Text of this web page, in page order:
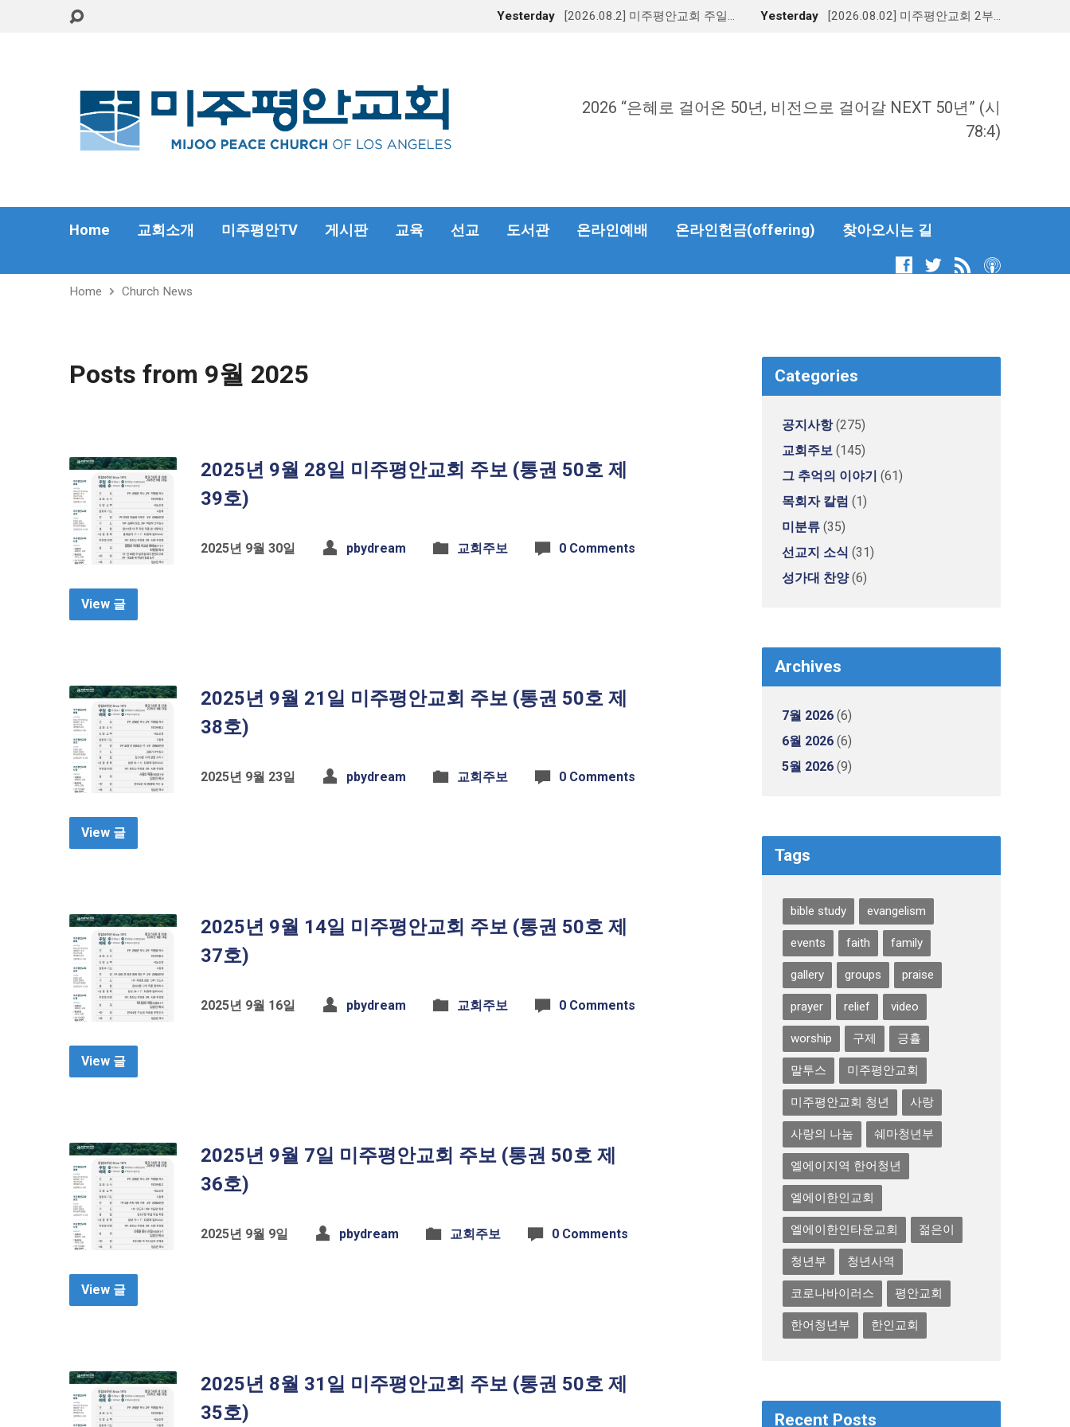
Yesterday [2026.08.2] 미주평안교회 주일… Yesterday [2026.08.02] 미주평안교회 2부…
2026 “은혜로 걸어온 50년, 비전으로 걸어갈 NEXT 50년” (시
78:4)
Home 교회소개 미주평안TV 게시판 교육 선교 도서관 온라인예배 온라인헌금(offering) 찾아오시는 길
Home Church News
Posts from 9월 2025
2025년 9월 28일 미주평안교회 주보 (통권 50호 제
39호)
2025년 9월 30일 pbydream 교회주보 0 Comments
View 글
2025년 9월 21일 미주평안교회 주보 (통권 50호 제
38호)
2025년 9월 23일 pbydream 교회주보 0 Comments
View 글
2025년 9월 14일 미주평안교회 주보 (통권 50호 제
37호)
2025년 9월 16일 pbydream 교회주보 0 Comments
View 글
2025년 9월 7일 미주평안교회 주보 (통권 50호 제
36호)
2025년 9월 9일 pbydream 교회주보 0 Comments
View 글
2025년 8월 31일 미주평안교회 주보 (통권 50호 제
35호)
Categories
공지사항(275)
교회주보 (145)
그 추억의 이야기 (61)
목회자 칼럼 (1)
미분류 (35)
선교지 소식 (31)
성가대 찬양(6)
Archives
7월 2026 (6)
6월 2026 (6)
5월 2026 (9)
Tags
bible study evangelism
events faith family
gallery groups praise
prayer relief video
worship 구제 긍휼
말투스 미주평안교회
미주평안교회 청년 사랑
사랑의 나눔 쉐마청년부
엘에이지역 한어청년
엘에이한인교회
엘에이한인타운교회 젊은이
청년부 청년사역
코로나바이러스 평안교회
한어청년부 한인교회
Recent Posts